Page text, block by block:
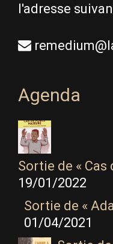
l'adresse
Agenda
Sortie de «
19/01/2022
Sortie de «
01/04/2021